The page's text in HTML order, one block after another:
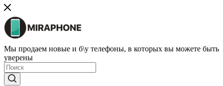
Мы продаем новые и б\у телефоны, в которых вы можете быть
уверены